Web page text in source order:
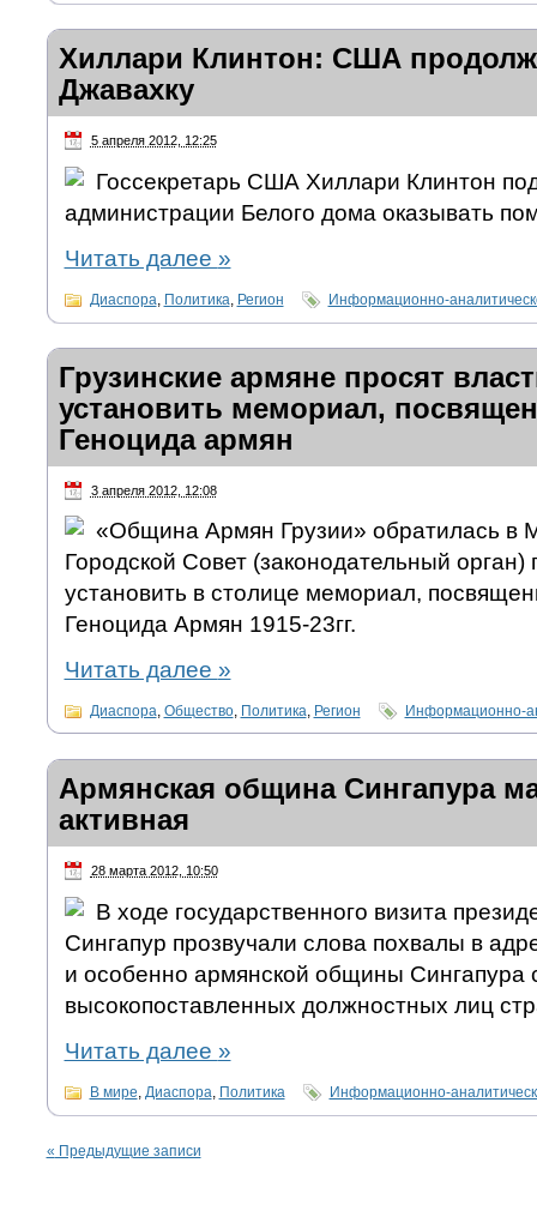
Хиллари Клинтон: США
Джавахку
5 апреля 2012, 12:25
Госсекретарь США Хиллари Клинтон
администрации Белого дома оказывать
Читать далее »
Диаспора Политика Регион Информационно-
Грузинские армяне просят
установить мемориал,
Геноцида армян
3 апреля 2012, 12:08
«Община Армян Грузии» обратилась в
Городской Совет (законодательный орган)
установить в столице мемориал,
Геноцида Армян 1915-23гг.
Читать далее »
Диаспора, Общество, Политика, Регион Информационно-
Армянская община Сингапура
активная
28 марта 2012, 10:50
В ходе государственного визита
Сингапур прозвучали слова похвалы в
и особенно армянской общины Сингапура
высокопоставленных должностных лиц
Читать далее »
В мире, Диаспора, Политика Информационно-
« Предыдущие записи